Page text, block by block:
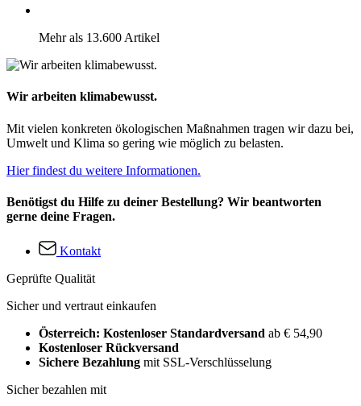
Mehr als 13.600 Artikel
Wir arbeiten klimabewusst.
Mit vielen konkreten ökologischen Maßnahmen tragen wir dazu bei,
Umwelt und Klima so gering wie möglich zu belasten.
Hier findest du weitere Informationen.
Benötigst du Hilfe zu deiner Bestellung? Wir beantworten
gerne deine Fragen.
Kontakt
Geprüfte Qualität
Sicher und vertraut einkaufen
Österreich: Kostenloser Standardversand ab € 54,90
Kostenloser Rückversand
Sichere Bezahlung mit SSL-Verschlüsselung
Sicher bezahlen mit